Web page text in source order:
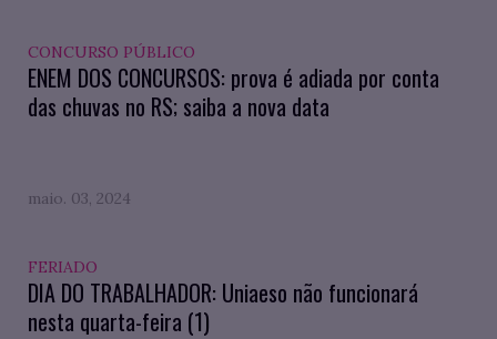
CONCURSO PÚBLICO
ENEM DOS CONCURSOS: prova é adiada por conta
das chuvas no RS; saiba a nova data
maio. 03, 2024
FERIADO
DIA DO TRABALHADOR: Uniaeso não funcionará
nesta quarta-feira (1)